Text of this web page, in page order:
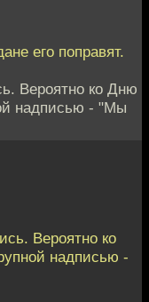
его поправят.
Вероятно ко Дню
надписью - "Мы
Вероятно ко
надписью -